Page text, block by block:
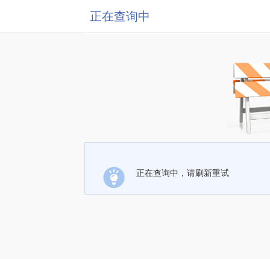
正在查询中
正在查询中，请刷新重试